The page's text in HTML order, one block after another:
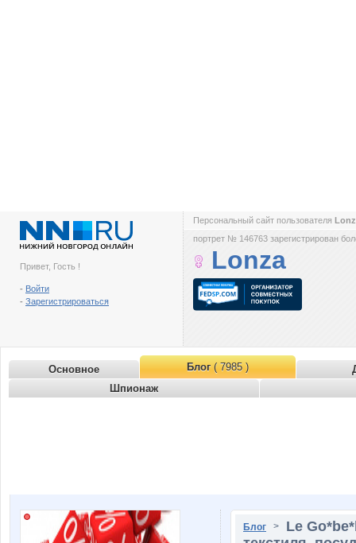
Привет, Гость !
- Войти
- Зарегистрироваться
Персональный сайт пользователя
портрет № 146763 зарегистрирован
Lonza
Основное Блог( 7985 )
Шпионаж
Блог > Le